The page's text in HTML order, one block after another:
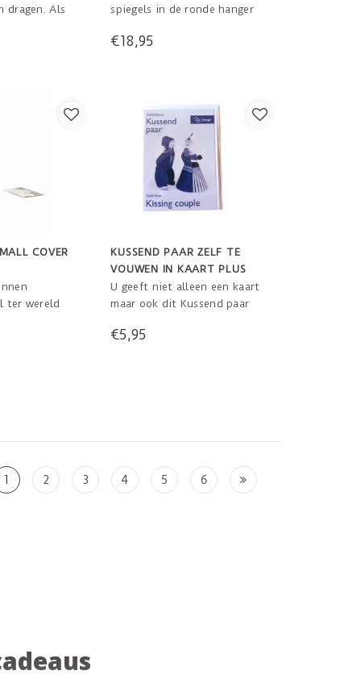
dragen. Als
op de
je eigen
hieronder.
spiegels in de ronde hanger
goudkleurige shiny hangers
€18,95
COVER
ter wereld
KUSSEND PAAR ZELF TE
VOUWEN IN KAART PLUS
ENVELOP
U geeft niet alleen een kaart
maar ook dit Kussend paar
knutselt dit stel makkelijk in
€5,95
1 2 3 4 5 6